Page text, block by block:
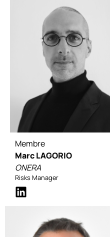
Membre
Marc LAGORIO
ONERA
Risks Manager